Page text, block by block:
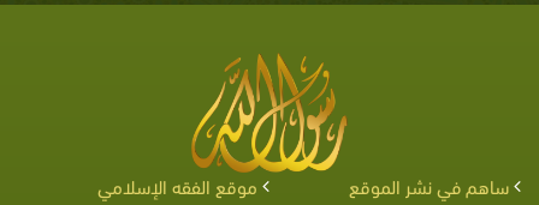
ساهم في نشر الموقع موقع الفقه الإسلامي